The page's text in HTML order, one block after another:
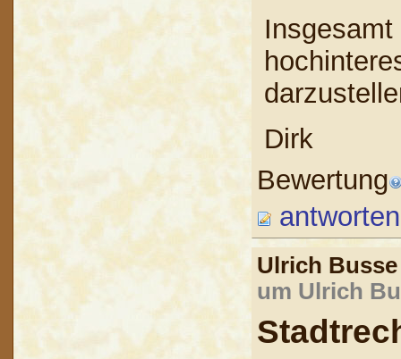
Dirk
Bewertung
antworten
Ulrich
um Ulrich